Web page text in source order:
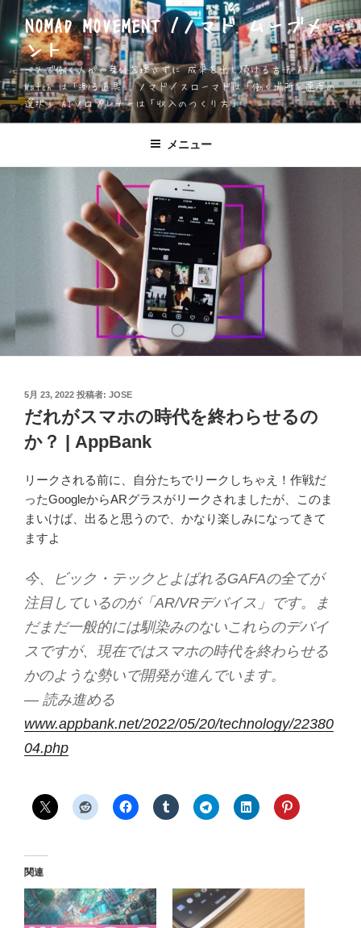
ン
テ
ン
ツ
へ
ス
NOMAD MOVEMENT /ノマド ムーブメ
ント
一人で働く人が、身体を壊さずに 成果を出し続ける方法 Apple
Watch は「測る道具」 ノマド／スローマドは「働く場所と速度の
選択」 AIソロプレナーは「収入のつくり方」
メニュー
投
稿
日:
5月 23, 2022 投稿者: JOSE
だれがスマホの時代を終わらせるの
か？ | AppBank
リークされる前に、自分たちでリークしちゃえ！作戦だ
ったGoogleからARグラスがリークされましたが、このま
まいけば、出ると思うので、かなり楽しみになってきて
ますよ
今、ビック・テックとよばれるGAFAの全てが
注目しているのが「AR/VRデバイス」です。ま
だまだ一般的には馴染みのないこれらのデバイ
スですが、現在ではスマホの時代を終わらせる
かのような勢いで開発が進んでいます。
— 読み進める
www.appbank.net/2022/05/20/technology/22380
04.php
関連